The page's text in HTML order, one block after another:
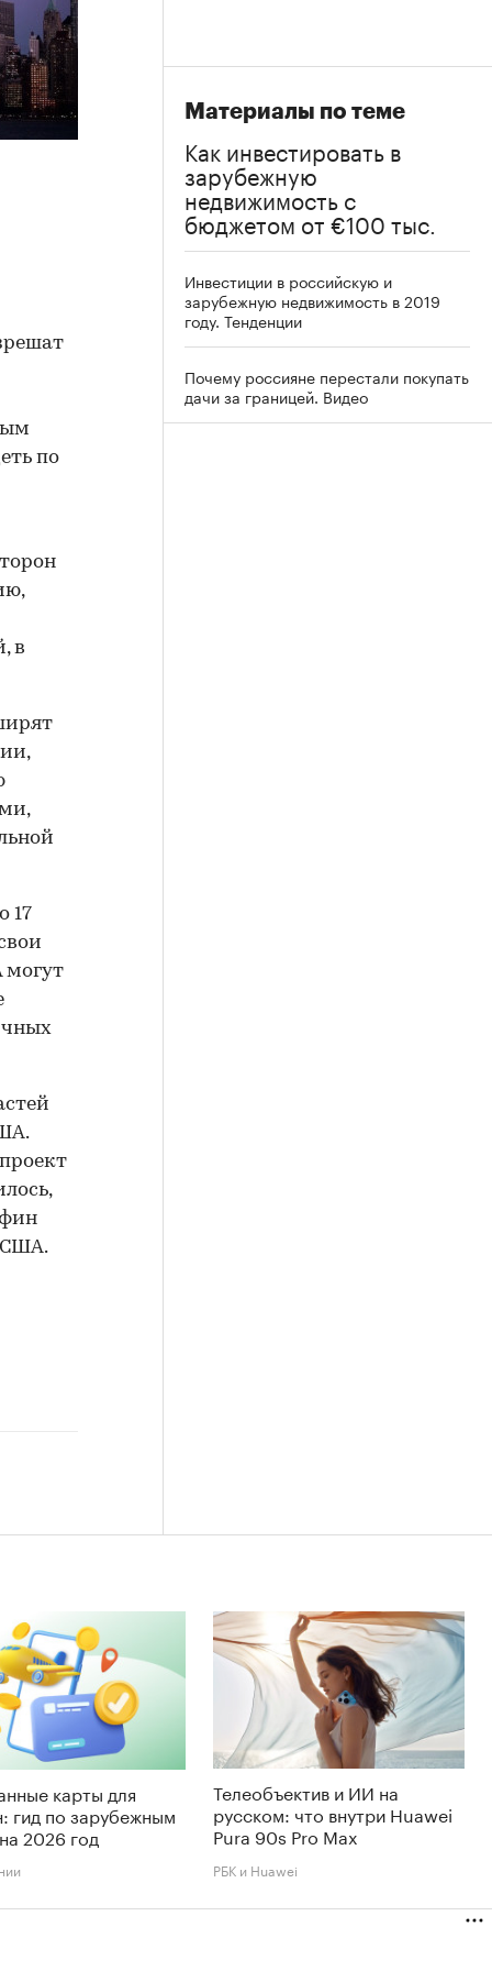
по
в
17
США.
Материалы по теме
Как инвестировать в
зарубежную
недвижимость с
бюджетом от €100 тыс.
Инвестиции в российскую и
зарубежную недвижимость в 2019
году. Тенденции
Почему россияне перестали покупать
дачи за границей. Видео
карты для
гид по зарубежным
2026 год
Телеобъектив и ИИ на
русском: что внутри Huawei
Pura 90s Pro Max
РБК и Huawei